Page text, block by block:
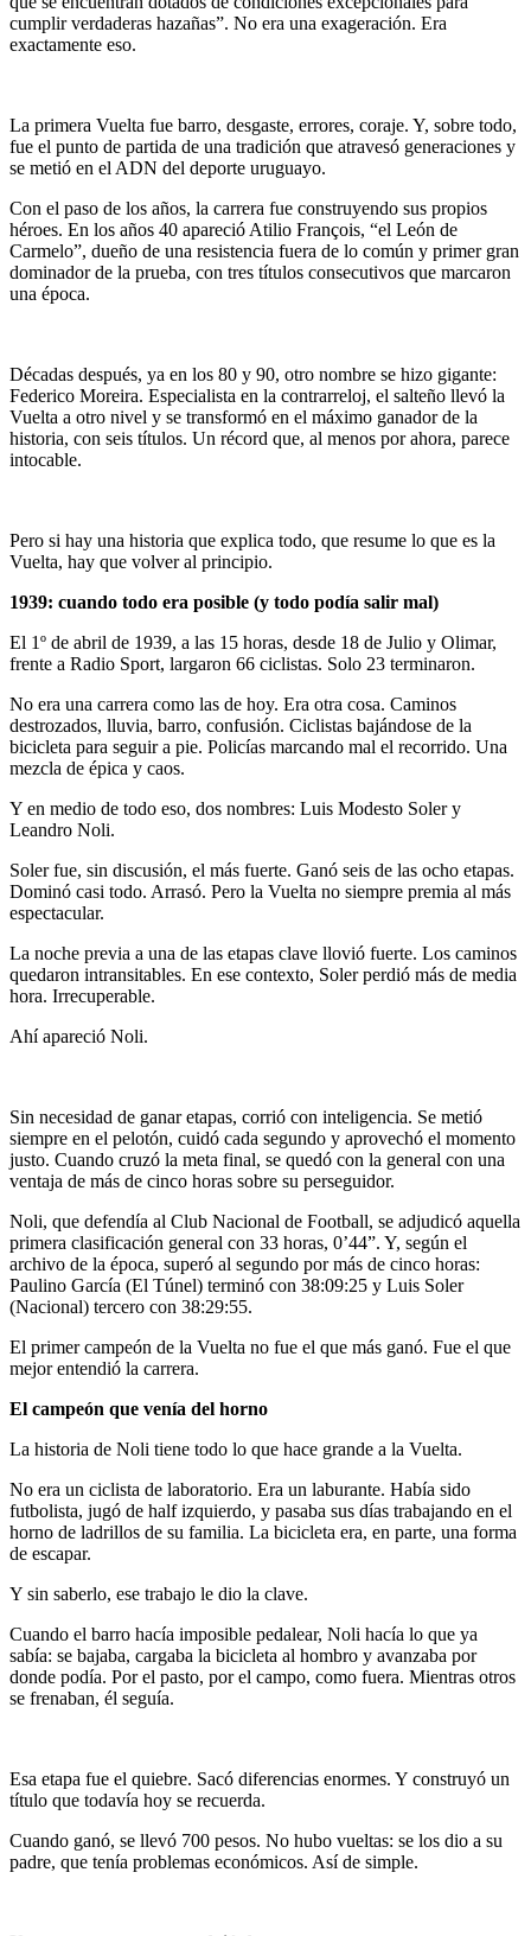
cumplir verdaderas hazañas”. No era una exageración. Era
exactamente eso.
La primera Vuelta fue barro, desgaste, errores, coraje. Y, sobre todo,
fue el punto de partida de una tradición que atravesó generaciones y
se metió en el ADN del deporte uruguayo.
Con el paso de los años, la carrera fue construyendo sus propios
héroes. En los años 40 apareció Atilio François, “el León de
Carmelo”, dueño de una resistencia fuera de lo común y primer gran
dominador de la prueba, con tres títulos consecutivos que marcaron
una época.
Décadas después, ya en los 80 y 90, otro nombre se hizo gigante:
Federico Moreira. Especialista en la contrarreloj, el salteño llevó la
Vuelta a otro nivel y se transformó en el máximo ganador de la
historia, con seis títulos. Un récord que, al menos por ahora, parece
intocable.
Pero si hay una historia que explica todo, que resume lo que es la
Vuelta, hay que volver al principio.
1939: cuando todo era posible (y todo podía salir mal)
El 1º de abril de 1939, a las 15 horas, desde 18 de Julio y Olimar,
frente a Radio Sport, largaron 66 ciclistas. Solo 23 terminaron.
No era una carrera como las de hoy. Era otra cosa. Caminos
destrozados, lluvia, barro, confusión. Ciclistas bajándose de la
bicicleta para seguir a pie. Policías marcando mal el recorrido. Una
mezcla de épica y caos.
Y en medio de todo eso, dos nombres: Luis Modesto Soler y
Leandro Noli.
Soler fue, sin discusión, el más fuerte. Ganó seis de las ocho etapas.
Dominó casi todo. Arrasó. Pero la Vuelta no siempre premia al más
espectacular.
La noche previa a una de las etapas clave llovió fuerte. Los caminos
quedaron intransitables. En ese contexto, Soler perdió más de media
hora. Irrecuperable.
Ahí apareció Noli.
Sin necesidad de ganar etapas, corrió con inteligencia. Se metió
siempre en el pelotón, cuidó cada segundo y aprovechó el momento
justo. Cuando cruzó la meta final, se quedó con la general con una
ventaja de más de cinco horas sobre su perseguidor.
Noli, que defendía al Club Nacional de Football, se adjudicó aquella
primera clasificación general con 33 horas, 0’44”. Y, según el
archivo de la época, superó al segundo por más de cinco horas:
Paulino García (El Túnel) terminó con 38:09:25 y Luis Soler
(Nacional) tercero con 38:29:55.
El primer campeón de la Vuelta no fue el que más ganó. Fue el que
mejor entendió la carrera.
El campeón que venía del horno
La historia de Noli tiene todo lo que hace grande a la Vuelta.
No era un ciclista de laboratorio. Era un laburante. Había sido
futbolista, jugó de half izquierdo, y pasaba sus días trabajando en el
horno de ladrillos de su familia. La bicicleta era, en parte, una forma
de escapar.
Y sin saberlo, ese trabajo le dio la clave.
Cuando el barro hacía imposible pedalear, Noli hacía lo que ya
sabía: se bajaba, cargaba la bicicleta al hombro y avanzaba por
donde podía. Por el pasto, por el campo, como fuera. Mientras otros
se frenaban, él seguía.
Esa etapa fue el quiebre. Sacó diferencias enormes. Y construyó un
título que todavía hoy se recuerda.
Cuando ganó, se llevó 700 pesos. No hubo vueltas: se los dio a su
padre, que tenía problemas económicos. Así de simple.